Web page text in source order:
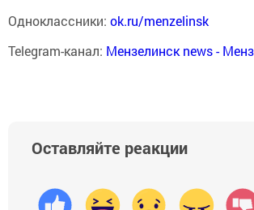
Одноклассники: ok.ru/menzelinsk
Telegram-канал: Мензелинск news -
Оставляйте реакции